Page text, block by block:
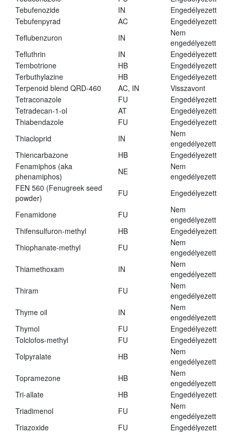
Tebufenozide
IN
Engedélyezett
Tebufenpyrad
AC
Engedélyezett
Teflubenzuron
IN
Nem
engedélyezett
Tefluthrin
IN
Engedélyezett
Tembotrione
HB
Engedélyezett
Terbuthylazine
HB
Engedélyezett
Terpenoid blend QRD-460
AC, IN
Visszavont
Tetraconazole
FU
Engedélyezett
Tetradecan-1-ol
AT
Engedélyezett
Thiabendazole
FU
Engedélyezett
Thiacloprid
IN
Nem
engedélyezett
Thiencarbazone
HB
Engedélyezett
Fenamiphos (aka
phenamiphos)
NE
Nem
engedélyezett
FEN 560 (Fenugreek seed
powder)
FU Engedélyezett
Fenamidone FU
Nem
engedélyezett
Thifensulfuron-methyl
HB
Engedélyezett
Thiophanate-methyl
FU
Nem
engedélyezett
Thiamethoxam
IN
Nem
engedélyezett
Thiram
FU
Nem
engedélyezett
Thyme oil
IN
Nem
engedélyezett
Thymol
FU
Engedélyezett
Tolclofos-methyl
FU
Engedélyezett
Tolpyralate
HB
Nem
engedélyezett
Topramezone
HB
Nem
engedélyezett
Tri-allate
HB
Engedélyezett
Triadimenol
FU
Nem
engedélyezett
Triazoxide
FU
Engedélyezett